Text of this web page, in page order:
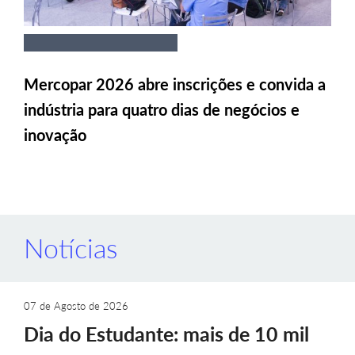
Mercopar 2026 abre inscrições e convida a
indústria para quatro dias de negócios e
inovação
Notícias
07 de Agosto de 2026
Dia do Estudante: mais de 10 mil